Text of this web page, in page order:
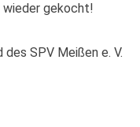
wieder gekocht!
SPV Meißen e. V.